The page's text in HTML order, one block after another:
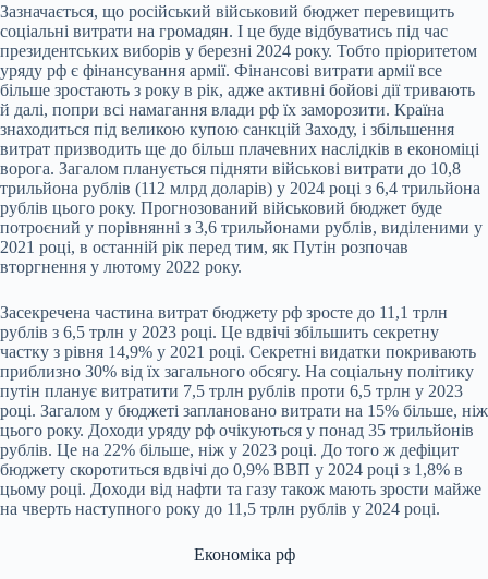
Зазначається, що російський військовий бюджет перевищить
соціальні витрати на громадян. І це буде відбуватись під час
президентських виборів у березні 2024 року. Тобто пріоритетом
уряду рф є фінансування армії. Фінансові витрати армії все
більше зростають з року в рік, адже активні бойові дії тривають
й далі, попри всі намагання влади рф їх заморозити. Країна
знаходиться під великою купою санкцій Заходу, і збільшення
витрат призводить ще до більш плачевних наслідків в економіці
ворога. Загалом планується підняти військові витрати до 10,8
трильйона рублів (112 млрд доларів) у 2024 році з 6,4 трильйона
рублів цього року. Прогнозований військовий бюджет буде
потроєний у порівнянні з 3,6 трильйонами рублів, виділеними у
2021 році, в останній рік перед тим, як Путін розпочав
вторгнення у лютому 2022 року.
Засекречена частина витрат бюджету рф зросте до 11,1 трлн
рублів з 6,5 трлн у 2023 році. Це вдвічі збільшить секретну
частку з рівня 14,9% у 2021 році. Секретні видатки покривають
приблизно 30% від їх загального обсягу. На соціальну політику
путін планує витратити 7,5 трлн рублів проти 6,5 трлн у 2023
році. Загалом у бюджеті заплановано витрати на 15% більше, ніж
цього року. Доходи уряду рф очікуються у понад 35 трильйонів
рублів. Це на 22% більше, ніж у 2023 році. До того ж дефіцит
бюджету скоротиться вдвічі до 0,9% ВВП у 2024 році з 1,8% в
цьому році. Доходи від нафти та газу також мають зрости майже
на чверть наступного року до 11,5 трлн рублів у 2024 році.
Економіка рф